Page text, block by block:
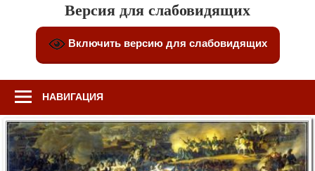
Версия для слабовидящих
Включить версию для слабовидящих
НАВИГАЦИЯ